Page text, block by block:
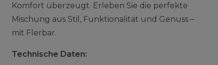
Komfort überzeugt. Erleben Sie die perfekte
Mischung aus Stil, Funktionalität und Genuss –
mit Flerbar.
Technische Daten: